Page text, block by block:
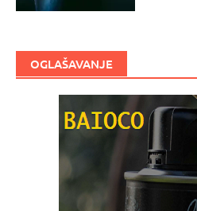
OGLAŠAVANJE